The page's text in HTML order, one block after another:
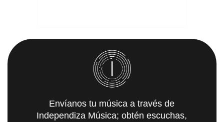
Envíanos tu música a través de
Independiza Música; obtén escuchas,